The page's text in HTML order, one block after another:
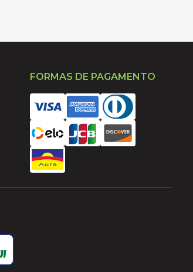
FORMAS DE PAGAMENTO